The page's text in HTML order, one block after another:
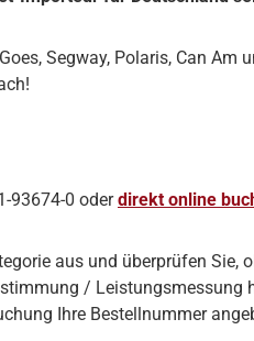
Segway, Polaris, Can
93674-0 oderdirekt online
aus und überprüfen Sie,
/ Leistungsmessung
Ihre Bestellnummer